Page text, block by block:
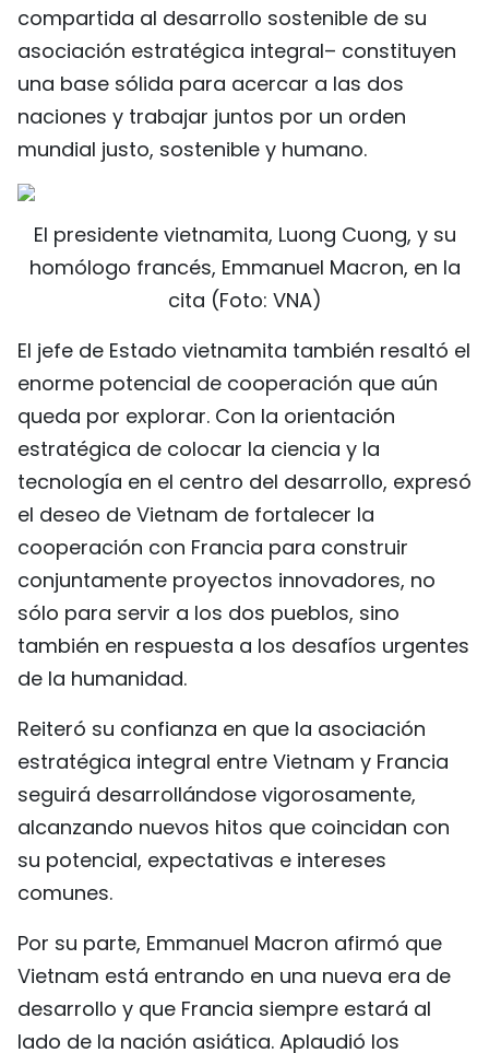
compartida al desarrollo sostenible de su
asociación estratégica integral– constituyen
una base sólida para acercar a las dos
naciones y trabajar juntos por un orden
mundial justo, sostenible y humano.
El presidente vietnamita, Luong Cuong, y su
homólogo francés, Emmanuel Macron, en la
cita (Foto: VNA)
El jefe de Estado vietnamita también resaltó el
enorme potencial de cooperación que aún
queda por explorar. Con la orientación
estratégica de colocar la ciencia y la
tecnología en el centro del desarrollo, expresó
el deseo de Vietnam de fortalecer la
cooperación con Francia para construir
conjuntamente proyectos innovadores, no
sólo para servir a los dos pueblos, sino
también en respuesta a los desafíos urgentes
de la humanidad.
Reiteró su confianza en que la asociación
estratégica integral entre Vietnam y Francia
seguirá desarrollándose vigorosamente,
alcanzando nuevos hitos que coincidan con
su potencial, expectativas e intereses
comunes.
Por su parte, Emmanuel Macron afirmó que
Vietnam está entrando en una nueva era de
desarrollo y que Francia siempre estará al
lado de la nación asiática. Aplaudió los